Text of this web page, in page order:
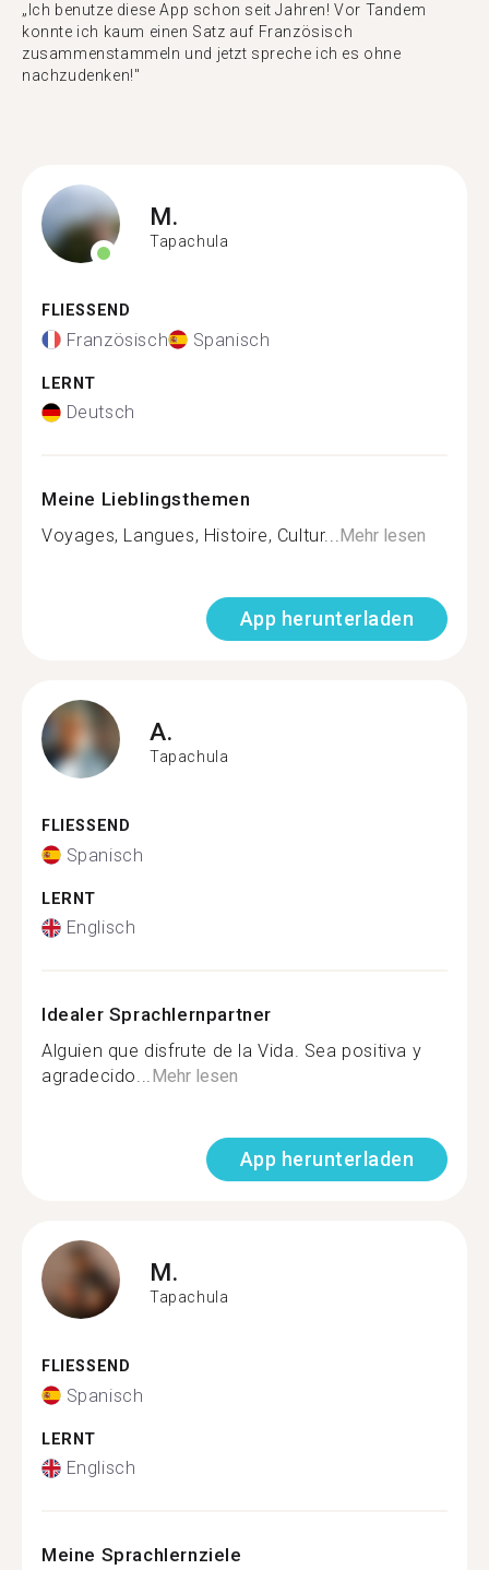
„Ich benutze diese App schon seit Jahren! Vor Tandem
konnte ich kaum einen Satz auf Französisch
zusammenstammeln und jetzt spreche ich es ohne
nachzudenken!"
M.
Tapachula
FLIESSEND
Französisch Spanisch
LERNT
Deutsch
Meine Lieblingsthemen
Voyages, Langues, Histoire, Cultur...Mehr lesen
App herunterladen
A.
Tapachula
FLIESSEND
Spanisch
LERNT
Englisch
Idealer Sprachlernpartner
Alguien que disfrute de la Vida. Sea positiva y
agradecido...Mehr lesen
App herunterladen
M.
Tapachula
FLIESSEND
Spanisch
LERNT
Englisch
Meine Sprachlernziele